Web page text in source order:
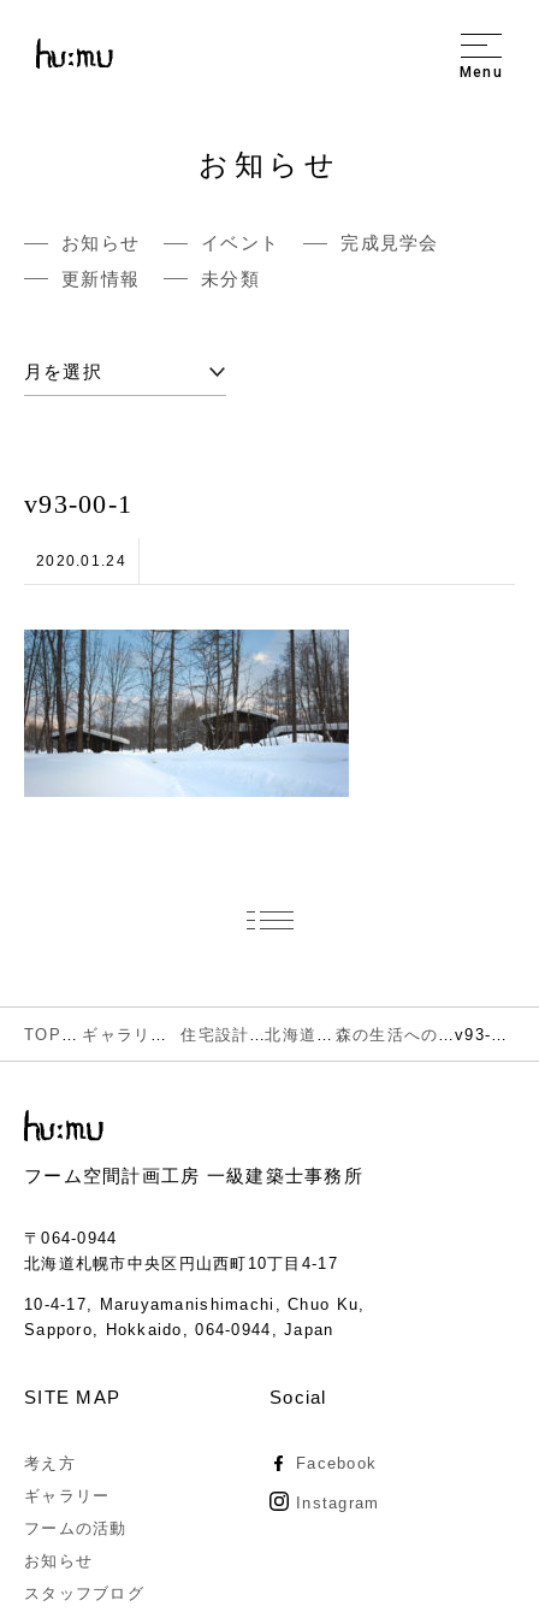
Menu
お知らせ
お知らせ イベント
完成見学会
更新情報
未分類
v93-00-1
2020.01.24
住宅設計
フーム空間計画工房 一級建築士事務所
〒064-0944
北海道札幌市中央区円山西町10丁目4-17
10-4-17, Maruyamanishimachi, Chuo Ku,
Sapporo, Hokkaido, 064-0944, Japan
SITE MAP
考え方
ギャラリー
フームの活動
お知らせ
スタッフブログ
Social
Facebook
Instagram